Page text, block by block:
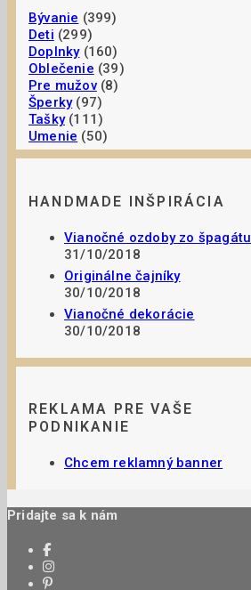
Bývanie (399)
Deti (299)
Doplnky(160)
Oblečenie (39)
Pre mužov(8)
Šperky(97)
Tašky(111)
Umenie (50)
HANDMADE INŠPIRÁCIA
Vianočné ozdoby zo špagátu
31/10/2018
Originálne čajníky
30/10/2018
Vianočné dekorácie
30/10/2018
REKLAMA PRE VAŠE
PODNIKANIE
Chcem reklamný banner
Pridajte sa k nám